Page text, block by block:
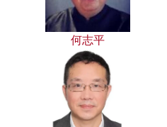
何志平